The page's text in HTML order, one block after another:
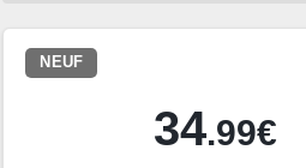
NEUF
34.99€